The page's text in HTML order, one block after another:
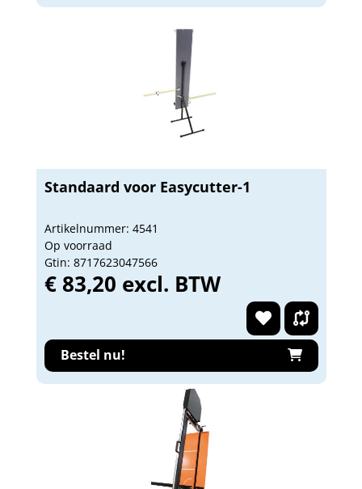
Standaard voor Easycutter-1
Artikelnummer: 4541
Op voorraad
Gtin: 8717623047566
€ 83,20 excl. BTW
Bestel nu!